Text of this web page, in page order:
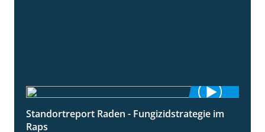
5:08
Standortreport Raden - Fungizidstrategie im
Raps